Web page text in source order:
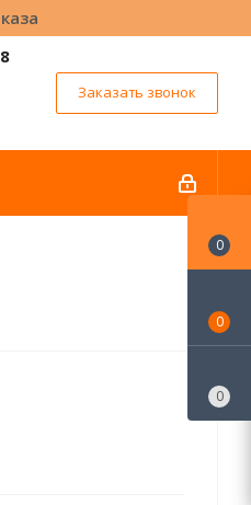
Заказать звонок
0
0
0